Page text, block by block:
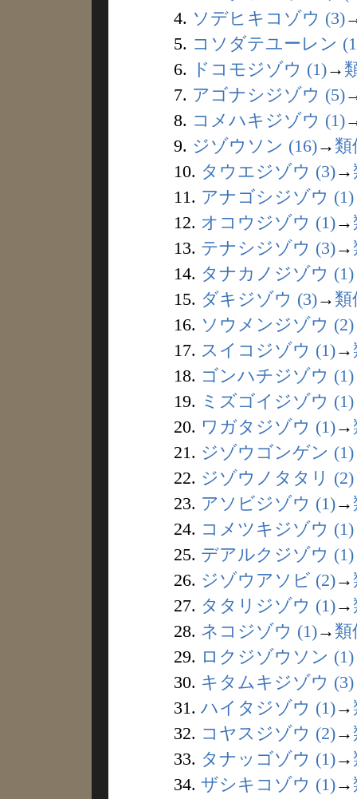
4. ソデヒキコゾウ (3)
5. コソダテユーレン
6.
ドコモジゾウ (1)→
7. アゴナシジゾウ (5)
8. コメハキジゾウ (1)
9. ジゾウソン (16)→ 類
10. タウエジゾウ (3)→
11. アナゴシジゾウ (1)
12. オコウジゾウ (1)→
13. テナシジゾウ (3)→
14. タナカノジゾウ (1)
15. ダキジゾウ (3)→ 類
16. ソウメンジゾウ (2)
17. スイコジゾウ (1)→
18. ゴンハチジゾウ (1)
19. ミズゴイジゾウ (1)
20. ワガタジゾウ (1)→
21. ジゾウゴンゲン (1)
22. ジゾウノタタリ (2)
23. アソビジゾウ (1)→
24. コメツキジゾウ (1)
25. デアルクジゾウ (1)
26. ジゾウアソビ (2)→
27. タタリジゾウ (1)→
28. ネコジゾウ (1)→ 類
29. ロクジゾウソン (1)
30. キタムキジゾウ (3)
31. ハイタジゾウ (1)→
32. コヤスジゾウ (2)→
33. タナッゴゾウ (1)→
34. ザシキコゾウ (1)→